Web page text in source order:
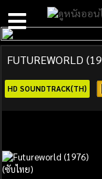
FUTUREWORLD
HD SOUNDTRACK(TH)